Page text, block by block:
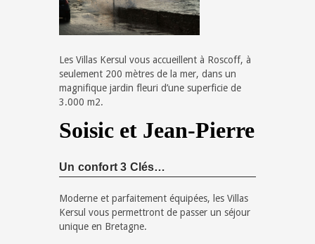
Les Villas Kersul vous accueillent à Roscoff, à
seulement 200 mètres de la mer, dans un
magnifique jardin fleuri d’une superficie de
3.000 m2.
Soisic et Jean-Pierre
Un confort 3 Clés…
Moderne et parfaitement équipées, les Villas
Kersul vous permettront de passer un séjour
unique en Bretagne.